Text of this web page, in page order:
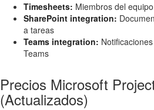
Timesheets: Miembros del
SharePoint integration:
a tareas
Teams integration:
Teams
Precios Microsoft
(Actualizados)